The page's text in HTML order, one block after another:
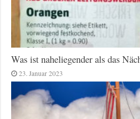
Was ist naheliegender als das
23. Januar 2023